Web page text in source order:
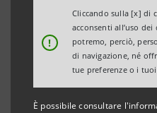
!
Cliccando sulla [x] di
acconsenti all’uso
potremo, perciò,
di navigazione, né
tue preferenze o i
È possibile consultare
AGGIORNA
Filtra per Anno